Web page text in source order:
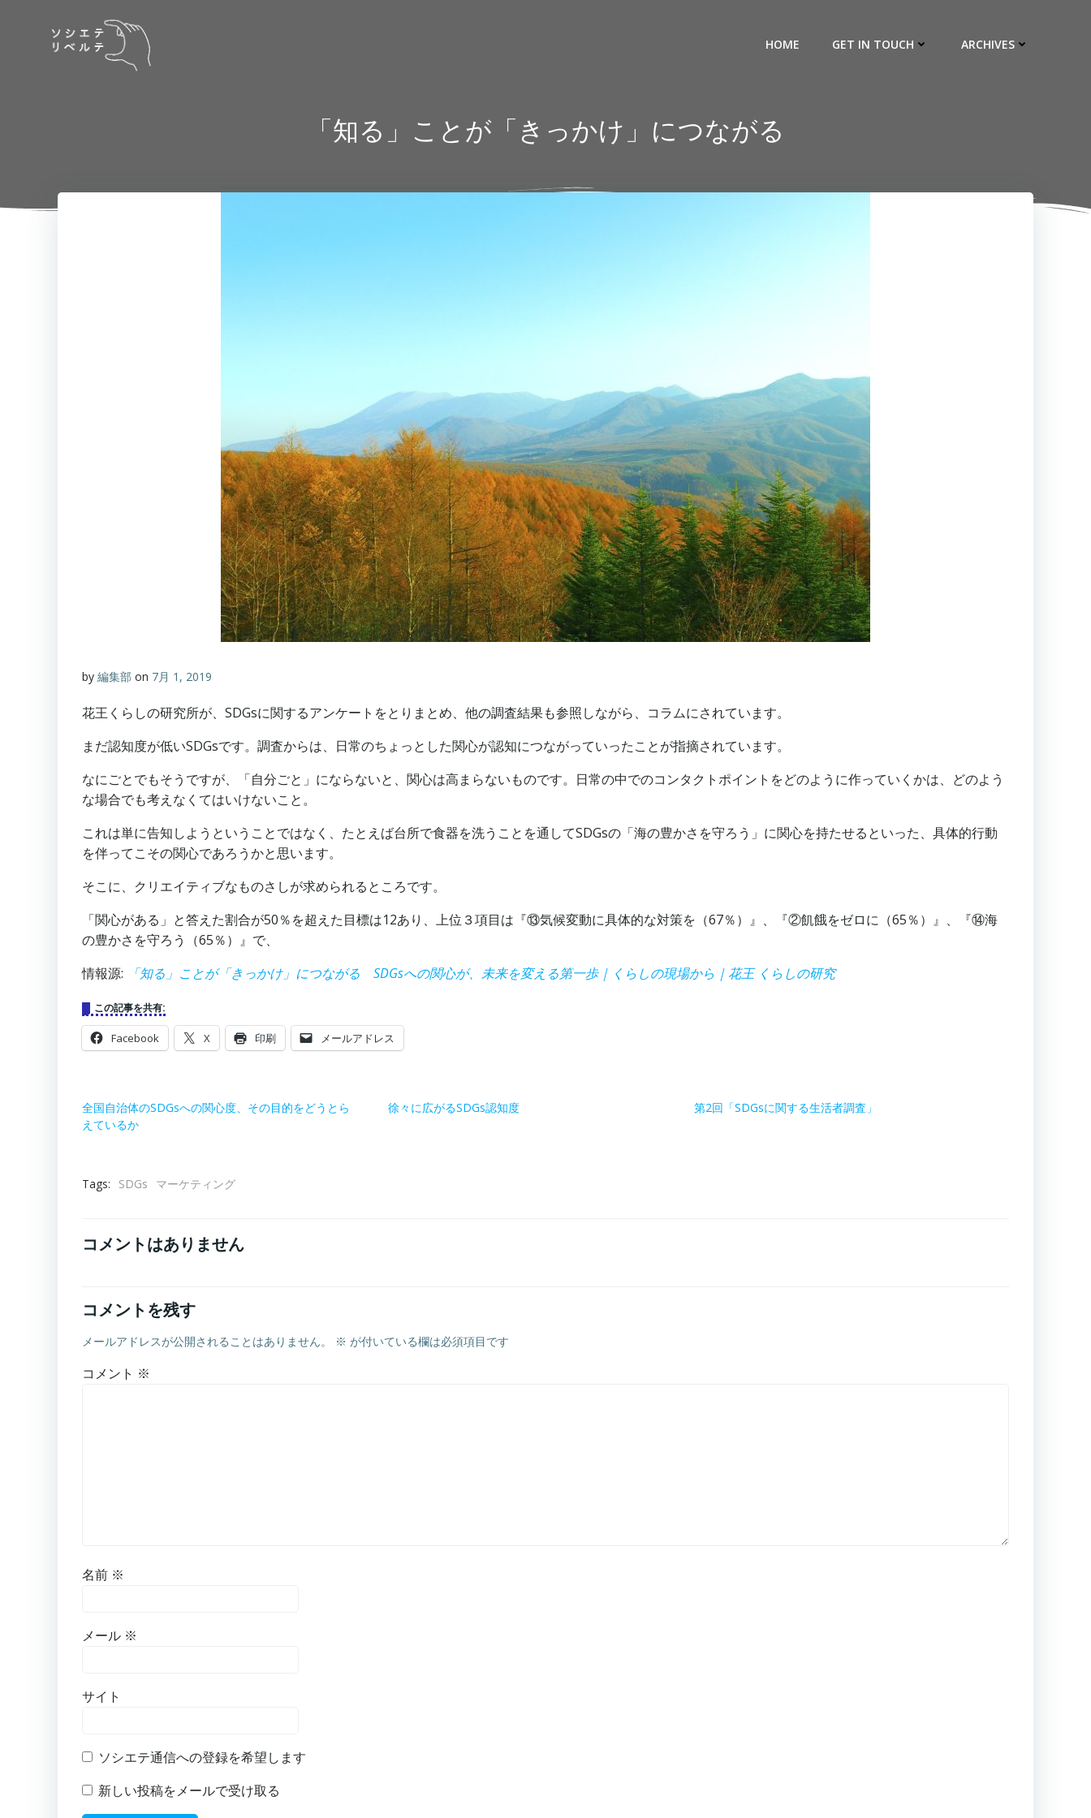
HOME GET IN TOUCH ARCHIVES
「知る」ことが「きっかけ」につながる
by 編集部 on 7月 1, 2019
花王くらしの研究所が、SDGsに関するアンケートをとりまとめ、他の調査結果も参照しながら、コラムにされています。
まだ認知度が低いSDGsです。調査からは、日常のちょっとした関心が認知につながっていったことが指摘されています。
なにごとでもそうですが、「自分ごと」にならないと、関心は高まらないものです。日常の中でのコンタクトポイントをどのように作っていくかは、どのよう
な場合でも考えなくてはいけないこと。
これは単に告知しようということではなく、たとえば台所で食器を洗うことを通してSDGsの「海の豊かさを守ろう」に関心を持たせるといった、具体的行動
を伴ってこその関心であろうかと思います。
そこに、クリエイティブなものさしが求められるところです。
「関心がある」と答えた割合が50％を超えた目標は12あり、上位３項目は『⑬気候変動に具体的な対策を（67％）』、『②飢餓をゼロに（65％）』、『⑭海
の豊かさを守ろう（65％）』で、
情報源:
「知る」ことが「きっかけ」につながる SDGsへの関心が、未来を変える第一歩｜くらしの現場から｜花王 くらしの研究
この記事を共有:
Facebook X 印刷 メールアドレス
全国自治体のSDGsへの関心度、その目的をどうとら
えているか
徐々に広がるSDGs認知度 第2回「SDGsに関する生活者調査」
Tags: SDGs マーケティング
コメントはありません
コメントを残す
メールアドレスが公開されることはありません。 ※ が付いている欄は必須項目です
コメント ※
名前 ※
メール ※
サイト
ソシエテ通信への登録を希望します
新しい投稿をメールで受け取る